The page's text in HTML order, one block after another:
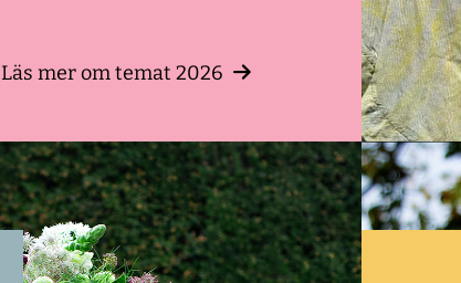
Läs mer om temat 2026